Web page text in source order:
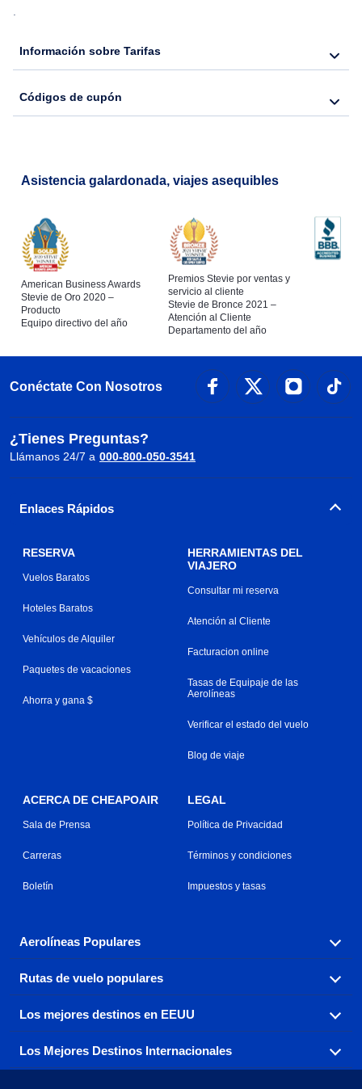
.
Información sobre Tarifas
Códigos de cupón
Asistencia galardonada, viajes asequibles
American Business Awards
Stevie de Oro 2020 –
Producto
Equipo directivo del año
Premios Stevie por ventas y
servicio al cliente
Stevie de Bronce 2021 –
Atención al Cliente
Departamento del año
Conéctate Con Nosotros
¿Tienes Preguntas?
Llámanos 24/7 a 000-800-050-3541
Enlaces Rápidos
RESERVA
Vuelos Baratos
Hoteles Baratos
Vehículos de Alquiler
Paquetes de vacaciones
Ahorra y gana $
HERRAMIENTAS DEL
VIAJERO
Consultar mi reserva
Atención al Cliente
Facturacion online
Tasas de Equipaje de las
Aerolíneas
Verificar el estado del vuelo
Blog de viaje
ACERCA DE CHEAPOAIR
Sala de Prensa
Carreras
Boletín
LEGAL
Política de Privacidad
Términos y condiciones
Impuestos y tasas
Aerolíneas Populares
Explora nuestras opciones de tarifas aéreas baratas por
aerolínea, con más de 500 opciones para elegir.
Aeromexico
Air France Alaska Airlines
Rutas de vuelo populares
Reserva una de nuestras rutas de vuelo más populares
con tres sencillos clics.
Los mejores destinos en EEUU
Encuentra boletos de avión baratos a destinos
populares de los EEUU de costa a costa.
Los Mejores Destinos Internacionales